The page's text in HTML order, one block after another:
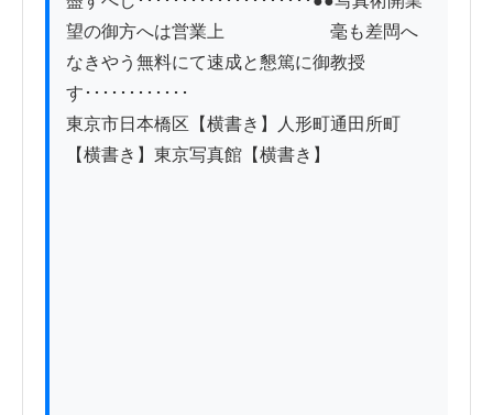
望の御方へは営業上　　　　　　毫も差閊へ
なきやう無料にて速成と懇篤に御教授
す････････････
東京市日本橋区【横書き】人形町通田所町
【横書き】東京写真館【横書き】